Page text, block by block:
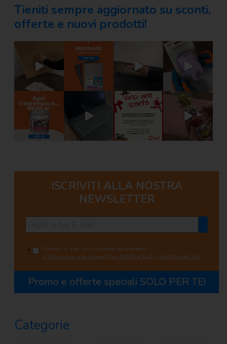
Tieniti sempre aggiornato su sconti,
offerte e nuovi prodotti!
ISCRIVITI ALLA NOSTRA
NEWSLETTER
*
Dichiaro di aver letto, compreso ed accettato
L'informativa sulla privacy D.lgs.196/03 e BUCC. modifiche del sito.
Promo e offerte speciali SOLO PER TE!
Categorie